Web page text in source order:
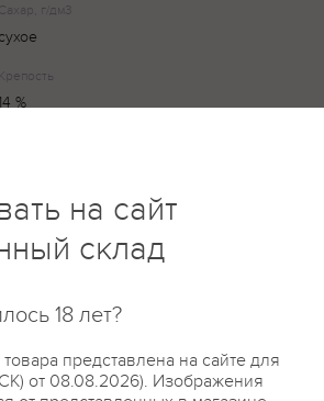
Сахар, г/дм3
сухое
Крепость
%
с нотами сладких
ванили и пряных специй. Послевкусие
обладает выразительным ароматом,
нотами маленьких красных фруктов,
и чайных листьев. Сорт винограда:
на сайт
склад
18 лет?
представлена на сайте для
от 08.08.2026). Изображения